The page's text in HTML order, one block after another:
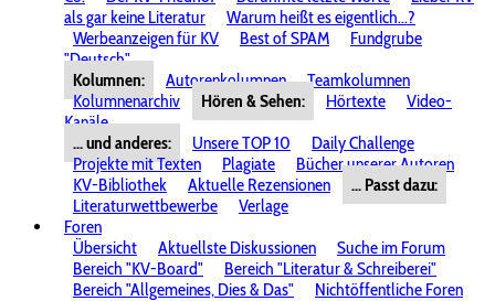
als gar keine Literatur
Warum heißt es eigentlich...?
Werbeanzeigen für KV
Best of SPAM
Fundgrube
"Deutsch"
Kolumnen:
Autorenkolumnen
Teamkolumnen
Kolumnenarchiv
Hören & Sehen: Hörtexte
Video-
Kanäle
... und anderes:
Unsere TOP 10
Daily Challenge
Projekte mit Texten
Plagiate
Bücher unserer Autoren
KV-Bibliothek
Aktuelle Rezensionen
... Passt dazu:
Literaturwettbewerbe
Verlage
Foren
Übersicht
Aktuellste Diskussionen
Suche im Forum
Bereich "KV-Board"
Bereich "Literatur & Schreiberei"
Bereich "Allgemeines, Dies & Das"
Nichtöffentliche Foren